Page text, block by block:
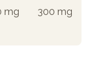
mg 300 mg